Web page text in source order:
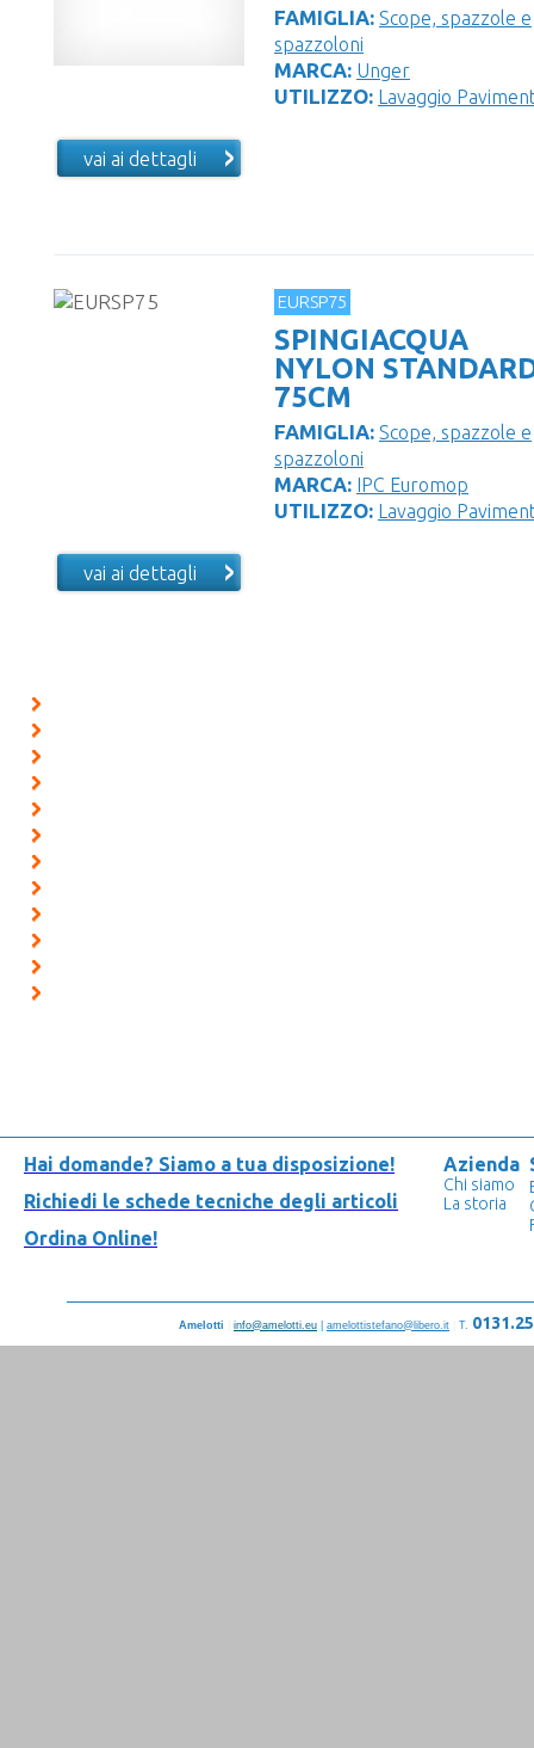
FAMIGLIA: Scope, spazzole e
spazzoloni
MARCA: Unger
UTILIZZO: Lavaggio
vai ai dettagli
EURSP75
SPINGIACQUA
NYLON
75CM
FAMIGLIA: Scope, spazzole e
spazzoloni
MARCA: IPC Euromop
UTILIZZO: Lavaggio
vai ai dettagli
Hai domande? Siamo a tua disposizione!
Richiedi le schede tecniche degli articoli
Ordina Online!
Azienda
Chi siamo
La storia
Amelotti info@amelotti.eu amelottistefano@libero.it T.